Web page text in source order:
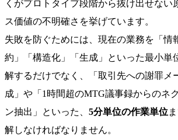
くがプロトタイプ段階から抜け出せない
ス価値の不明確さを挙げています。
失敗を防ぐためには、現在の業務を「情
約」「構造化」「生成」といった最小単
解するだけでなく、「取引先への謝罪メ
成」や「1時間超のMTG議事録からのネ
ン抽出」といった、 5分単位の作業単位
解しなければなりません。